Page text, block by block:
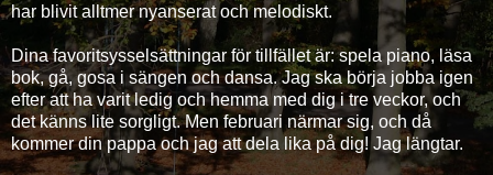
har blivit alltmer nyanserat och melodiskt.
Dina favoritsysselsättningar för tillfället är: spela piano, läsa
bok, gå, gosa i sängen och dansa. Jag ska börja jobba igen
efter att ha varit ledig och hemma med dig i tre veckor, och
det känns lite sorgligt. Men februari närmar sig, och då
kommer din pappa och jag att dela lika på dig! Jag längtar.